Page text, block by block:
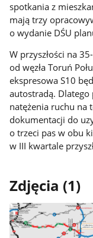
spotkania z
mają trzy
o wydanie DŚU
W przyszłości na
od węzła Toruń
ekspresowa S10
autostradą. Dlatego
natężenia ruchu na
dokumentacji do
o trzeci pas w obu
w III kwartale
Zdjęcia (1)